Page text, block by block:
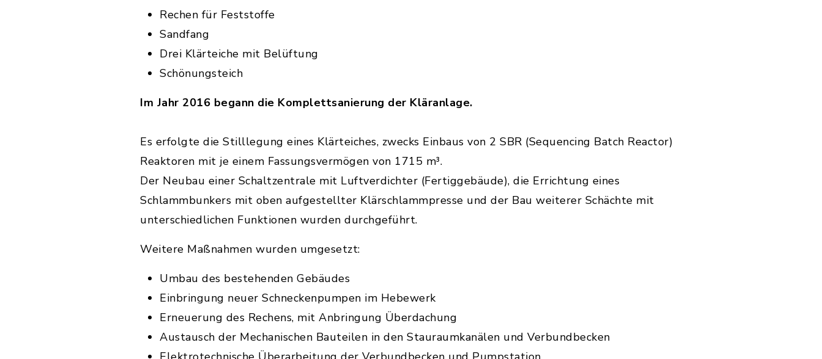
Rechen für Feststoffe
Sandfang
Drei Klärteiche mit Belüftung
Schönungsteich
Im Jahr 2016 begann die Komplettsanierung der Kläranlage.
Es erfolgte die Stilllegung eines Klärteiches, zwecks Einbaus von 2 SBR (Sequencing Batch Reactor)
Reaktoren mit je einem Fassungsvermögen von 1715 m³.
Der Neubau einer Schaltzentrale mit Luftverdichter (Fertiggebäude), die Errichtung eines
Schlammbunkers mit oben aufgestellter Klärschlammpresse und der Bau weiterer Schächte mit
unterschiedlichen Funktionen wurden durchgeführt.
Weitere Maßnahmen wurden umgesetzt:
Umbau des bestehenden Gebäudes
Einbringung neuer Schneckenpumpen im Hebewerk
Erneuerung des Rechens, mit Anbringung Überdachung
Austausch der Mechanischen Bauteilen in den Stauraumkanälen und Verbundbecken